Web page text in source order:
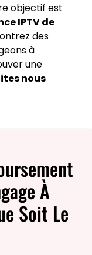
objectif est
IPTV de
des
à
une
nous
À
Soit Le